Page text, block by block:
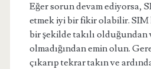
Eğer sorun devam ediyorsa,
etmek iyi bir fikir olabilir. SIM
bir şekilde takılı olduğundan
olmadığından emin olun.
çıkarıp tekrar takın ve